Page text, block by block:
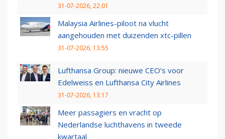
31-07-2026, 22:01
Malaysia Airlines-piloot na vlucht
aangehouden met duizenden xtc-pillen
31-07-2026, 13:55
Lufthansa Group: nieuwe CEO’s voor
Edelweiss en Lufthansa City Airlines
31-07-2026, 13:17
Meer passagiers en vracht op
Nederlandse luchthavens in tweede
kwartaal